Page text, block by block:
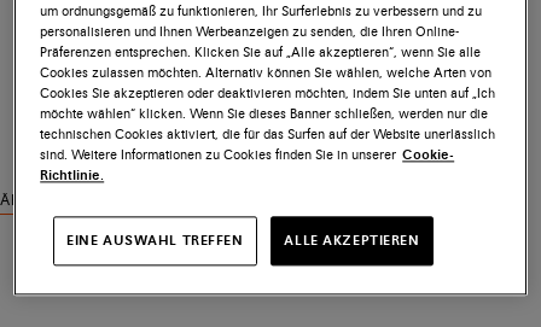
Ähnliche Produkte ansehen
um ordnungsgemäß zu funktionieren, Ihr Surferlebnis zu verbessern und zu
personalisieren und Ihnen Werbeanzeigen zu senden, die Ihren Online-
Präferenzen entsprechen. Klicken Sie auf „Alle akzeptieren“, wenn Sie alle
Cookies zulassen möchten. Alternativ können Sie wählen, welche Arten von
Cookies Sie akzeptieren oder deaktivieren möchten, indem Sie unten auf „Ich
möchte wählen“ klicken. Wenn Sie dieses Banner schließen, werden nur die
technischen Cookies aktiviert, die für das Surfen auf der Website unerlässlich
sind. Weitere Informationen zu Cookies finden Sie in unserer Cookie-
Richtlinie.
EINE AUSWAHL TREFFEN ALLE AKZEPTIEREN